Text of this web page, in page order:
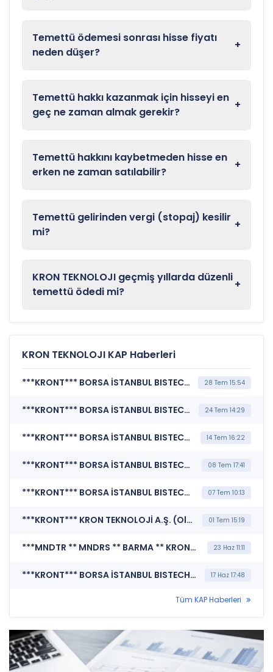
Temettü ödemesi sonrası hisse fiyatı
neden düşer?
+
Temettü hakkı kazanmak için hisseyi en
geç ne zaman almak gerekir?
+
Temettü hakkını kaybetmeden hisse en
erken ne zaman satılabilir?
+
Temettü gelirinden vergi (stopaj) kesilir
mi?
+
KRON TEKNOLOJI geçmiş yıllarda düzenli
temettü ödedi mi?
+
KRON TEKNOLOJI KAP Haberleri
***KRONT*** BORSA İSTANBUL BISTECH DEVRE KESİCİ UYGULAMASI (Pay Bazında Devre Kesici Bildirimi) 28 Tem 15:54
***KRONT*** BORSA İSTANBUL BISTECH DEVRE KESİCİ UYGULAMASI (Pay Bazında Devre Kesici Bildirimi) 24 Tem 14:29
***KRONT*** BORSA İSTANBUL BISTECH DEVRE KESİCİ UYGULAMASI (Pay Bazında Devre Kesici Bildirimi) 14 Tem 16:22
***KRONT*** BORSA İSTANBUL BISTECH DEVRE KESİCİ UYGULAMASI (Pay Bazında Devre Kesici Bildirimi) 08 Tem 17:41
***KRONT*** BORSA İSTANBUL BISTECH DEVRE KESİCİ UYGULAMASI (Pay Bazında Devre Kesici Bildirimi) 07 Tem 10:13
***KRONT*** KRON TEKNOLOJİ A.Ş. (Olağan Dışı Fiyat ve Miktar Hareketleri) 01 Tem 15:19
***MNDTR ** MNDRS ** BARMA ** KRONT ** KONTR ** SISE ** TRALT ** CANTE ** VKING ** SKBNK ** SNGYO ** QUAGR ** CVKMD ** MARMR ** MERCN ** POLHO ** TUKAS ** KUVVA*** MERKEZİ KAYIT KURULUŞU A.Ş. (SPK İşlem Yasağı Nedeniyle Pay Duyurusu) 23 Haz 11:11
***KRONT*** BORSA İSTANBUL BISTECH DEVRE KESİCİ UYGULAMASI (Pay Bazında Devre Kesici Bildirimi) 17 Haz 17:48
Tüm KAP Haberleri